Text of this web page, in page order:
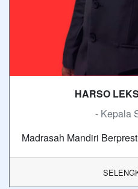
HARSO
- Kepala
Madrasah Mandiri